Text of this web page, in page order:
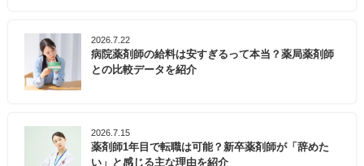
2026.7.22
病院薬剤師の給料は安すぎるって本当？薬局薬剤師
との比較データを紹介
2026.7.15
薬剤師1年目で転職は可能？新卒薬剤師が「辞めた
い」と感じる主な理由を紹介